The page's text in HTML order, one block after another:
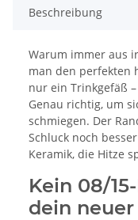
Beschreibung
Warum immer aus
man den perfekten
nur ein Trinkgefäß
Genau richtig, um
schmiegen. Der
Schluck noch
Keramik, die Hitze
Kein 08/
dein